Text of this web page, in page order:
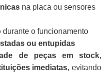
na placa ou sensores
durante o funcionamento
ou entupidas
de peças em stock,
imediatas, evitando